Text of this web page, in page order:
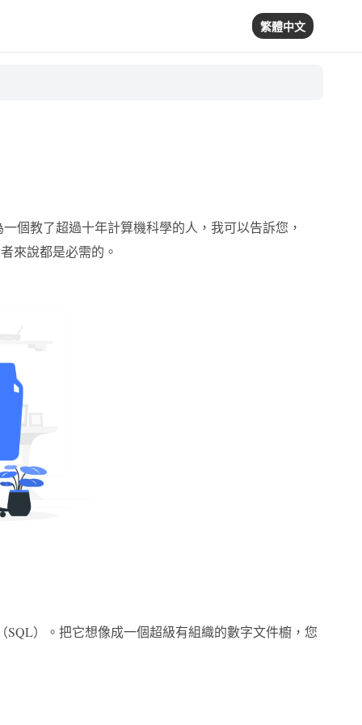
繁體中文
個教了超過十年計算機科學的人，我可以告訴您，
來說都是必需的。
）。把它想像成一個超級有組織的數字文件櫥，您